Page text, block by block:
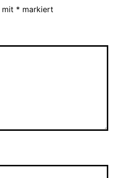
mit * markiert